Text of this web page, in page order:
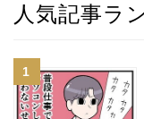
人気記事ラ